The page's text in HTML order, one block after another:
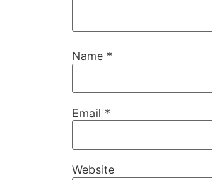
Name *
Email *
Website